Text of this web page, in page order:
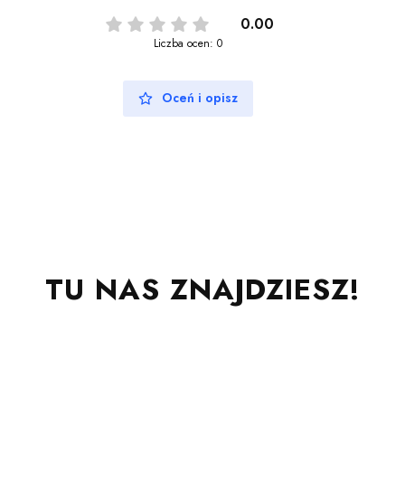
0.00
Liczba ocen: 0
Oceń i opisz
TU NAS ZNAJDZIESZ!